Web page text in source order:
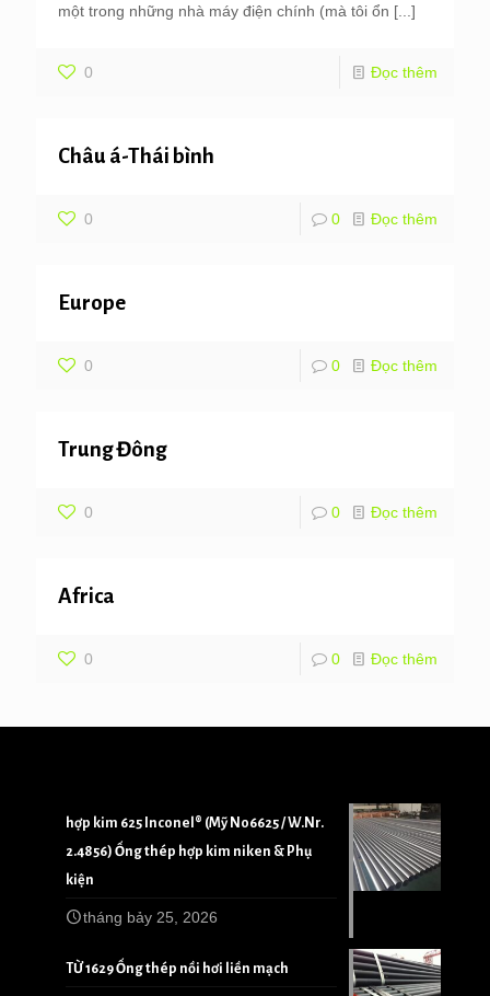
một trong những nhà máy điện chính (mà tôi ổn [...]
0 Đọc thêm
Châu á-Thái bình
0 0 Đọc thêm
Europe
0 0 Đọc thêm
Trung Đông
0 0 Đọc thêm
Africa
0 0 Đọc thêm
hợp kim 625 Inconel® (Mỹ N06625 / W.Nr.
2.4856) Ống thép hợp kim niken & Phụ
kiện
tháng bảy 25, 2026
TỪ 1629 Ống thép nồi hơi liền mạch